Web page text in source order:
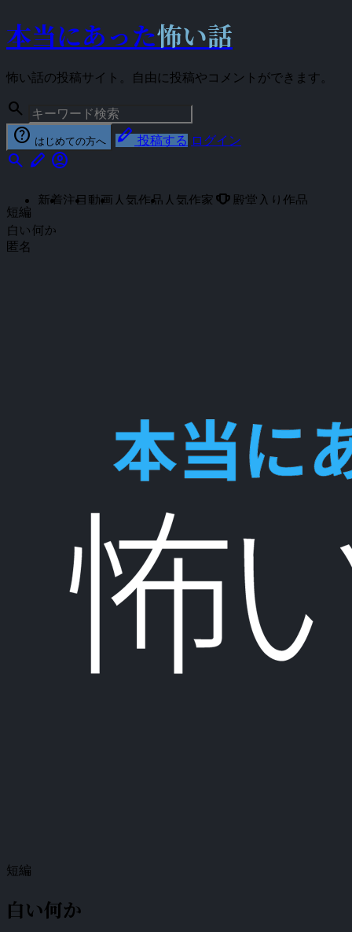
本当にあった怖い話
怖い話の投稿サイト。自由に投稿やコメントができます。
search
help はじめての方へ stylus 投稿する ログイン
search stylus account_circle
新着 注目 動画 人気作品 人気作家 emoji_events 殿堂入り作品
短編
白い何か
匿名
短編
白い何か